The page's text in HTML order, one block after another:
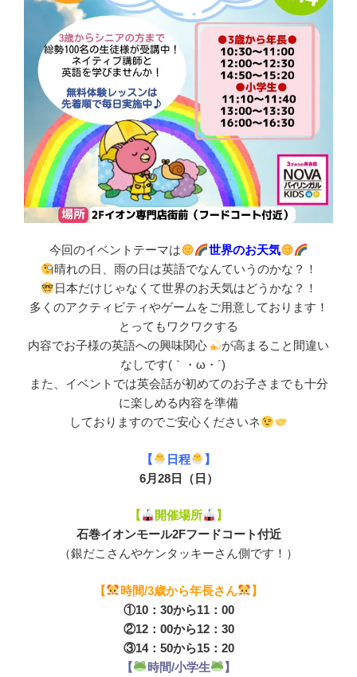
今回のイベントテーマは
世界のお天気
晴れの日、雨の日は英語でなんていうのかな？！
日本だけじゃなくて世界のお天気はどうかな？！
多くのアクティビティやゲーム をご用意しております！
とってもワクワクする
内容でお子様の英語への興味関心
が高まること間違い
なしです(｀・ω・´)ゞ
また、イベントでは英会話が初めてのお子さまでも十分
に楽しめる内容を準備
しておりますのでご安心くださいネ
【 日程
】
6月28日（日）
【 開催場所
】
石巻イオンモール2Fフードコート付近
（銀だこさんやケンタッキーさん側です！）
【 時間/3歳から年長さん
】
①10：30から11：00
②12：00から12：30
③14：50から15：20
【
時間/小学生
】